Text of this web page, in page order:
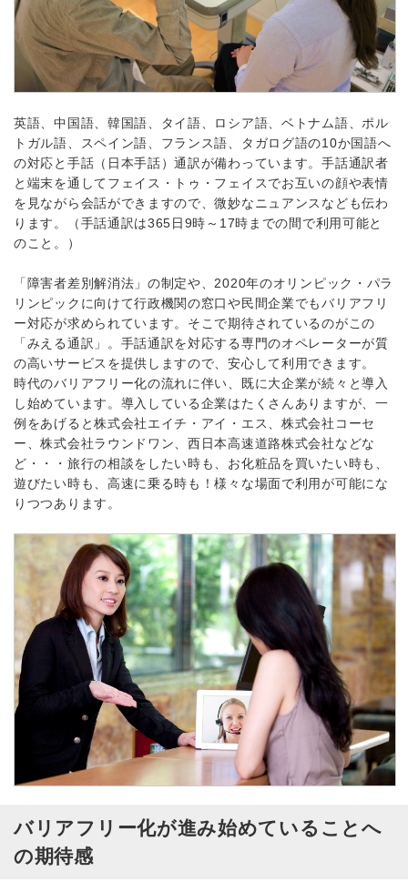
英語、中国語、韓国語、タイ語、ロシア語、ベトナム語、ポル
トガル語、スペイン語、フランス語、タガログ語の10か国語へ
の対応と手話（日本手話）通訳が備わっています。手話通訳者
と端末を通してフェイス・トゥ・フェイスでお互いの顔や表情
を見ながら会話ができますので、微妙なニュアンスなども伝わ
ります。（手話通訳は365日9時～17時までの間で利用可能と
のこと。）
「障害者差別解消法」の制定や、2020年のオリンピック・パラ
リンピックに向けて行政機関の窓口や民間企業でもバリアフリ
ー対応が求められています。そこで期待されているのがこの
「みえる通訳」。手話通訳を対応する専門のオペレーターが質
の高いサービスを提供しますので、安心して利用できます。
時代のバリアフリー化の流れに伴い、既に大企業が続々と導入
し始めています。導入している企業はたくさんありますが、一
例をあげると株式会社エイチ・アイ・エス、株式会社コーセ
ー、株式会社ラウンドワン、西日本高速道路株式会社などな
ど・・・旅行の相談をしたい時も、お化粧品を買いたい時も、
遊びたい時も、高速に乗る時も！様々な場面で利用が可能にな
りつつあります。
バリアフリー化が進み始めていることへ
の期待感